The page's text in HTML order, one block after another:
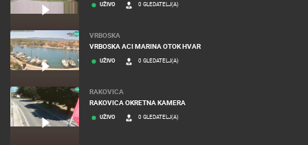
UŽIVO 0 GLEDATELJ(A)
VRBOSKA
VRBOSKA ACI MARINA OTOK HVAR
UŽIVO 0 GLEDATELJ(A)
RAKOVICA
RAKOVICA OKRETNA KAMERA
UŽIVO 0 GLEDATELJ(A)